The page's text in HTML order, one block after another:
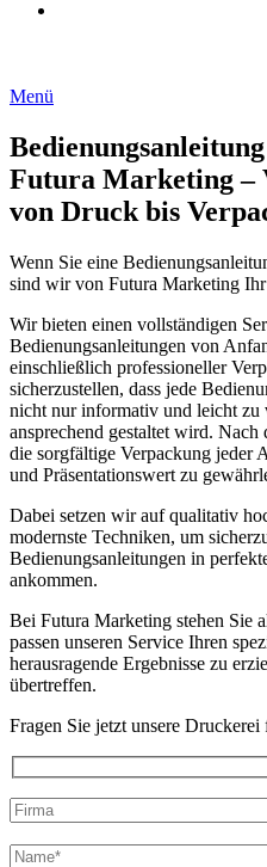
Menü
Futura Marketing –
von Druck bis
Wenn Sie eine
sind wir von Futura Marketing Ihr
Wir bieten einen vollständigen
Bedienungsanleitungen von
einschließlich professioneller
sicherzustellen, dass jede
nicht nur informativ und leicht zu
ansprechend gestaltet wird.
die sorgfältige Verpackung jeder
und Präsentationswert zu
Dabei setzen wir auf qualitativ
modernste Techniken, um
Bedienungsanleitungen in
ankommen.
Bei Futura Marketing stehen Sie
passen unseren Service Ihren
herausragende Ergebnisse zu
übertreffen.
Fragen Sie jetzt unsere
Bitte